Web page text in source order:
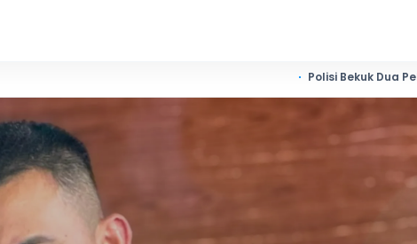
Polisi Bekuk Dua Pelaku Pencurian